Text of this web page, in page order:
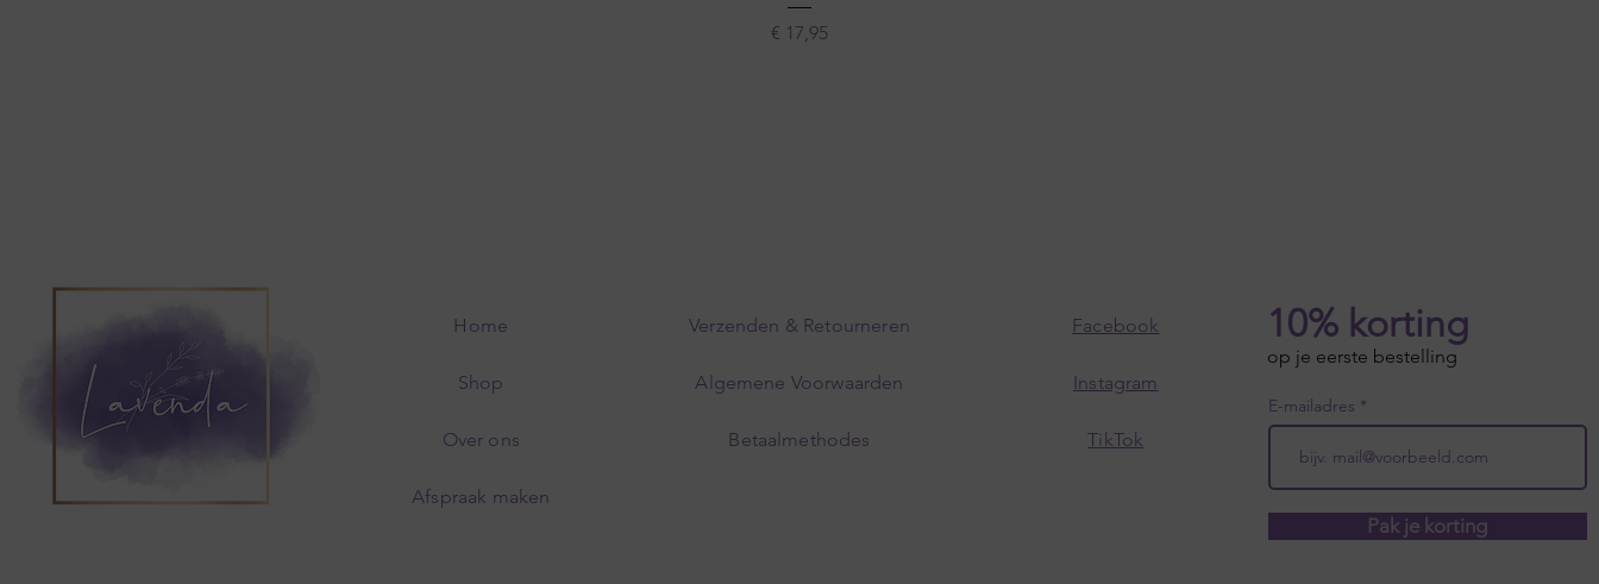
Prijs
€ 17,95
Home
Shop
Over ons
Afspraak maken
Verzenden & Retourneren
Algemene Voorwaarden
Betaalmethodes
Facebook
Instagram
TikTok
10% korting
op je eerste bestelling
E-mailadres
Pak je korting